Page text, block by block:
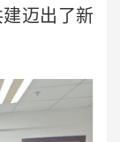
迈出了新